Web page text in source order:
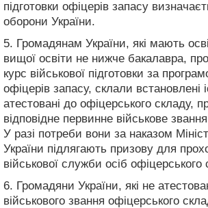
підготовки офіцерів запасу
оборони України.
5. Громадянам України, які мають
вищої освіти не нижче бакалавра,
курс військової підготовки за
офіцерів запасу, склали встановлені
атестовані до офіцерського складу,
відповідне первинне військове
У разі потреби вони за наказом
України підлягають призову для
військової служби осіб офіцерського
6. Громадяни України, які не
військового звання офіцерського